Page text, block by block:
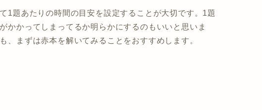
1題あたりの時間の目安を設定することが大切です。1題
かかってしまってるか明らかにするのもいいと思いま
、まずは赤本を解いてみることをおすすめします。